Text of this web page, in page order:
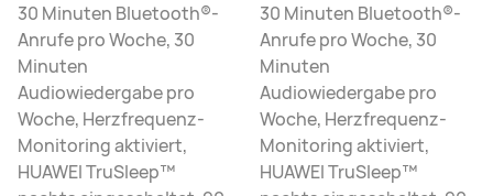
30 Minuten Bluetooth®-
Anrufe pro Woche, 30
Minuten
Audiowiedergabe pro
Woche, Herzfrequenz-
Monitoring aktiviert,
HUAWEI TruSleep™
30 Minuten Bluetooth®-
Anrufe pro Woche, 30
Minuten
Audiowiedergabe pro
Woche, Herzfrequenz-
Monitoring aktiviert,
HUAWEI TruSleep™